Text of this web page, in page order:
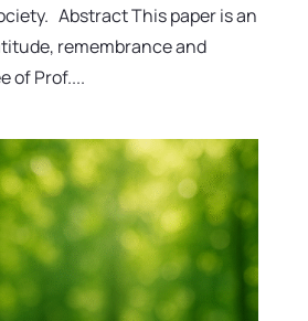
Abstract This paper is an
remembrance and
of Prof....